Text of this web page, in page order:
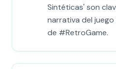
Sintéticas' son
narrativa del
de #RetroGame.